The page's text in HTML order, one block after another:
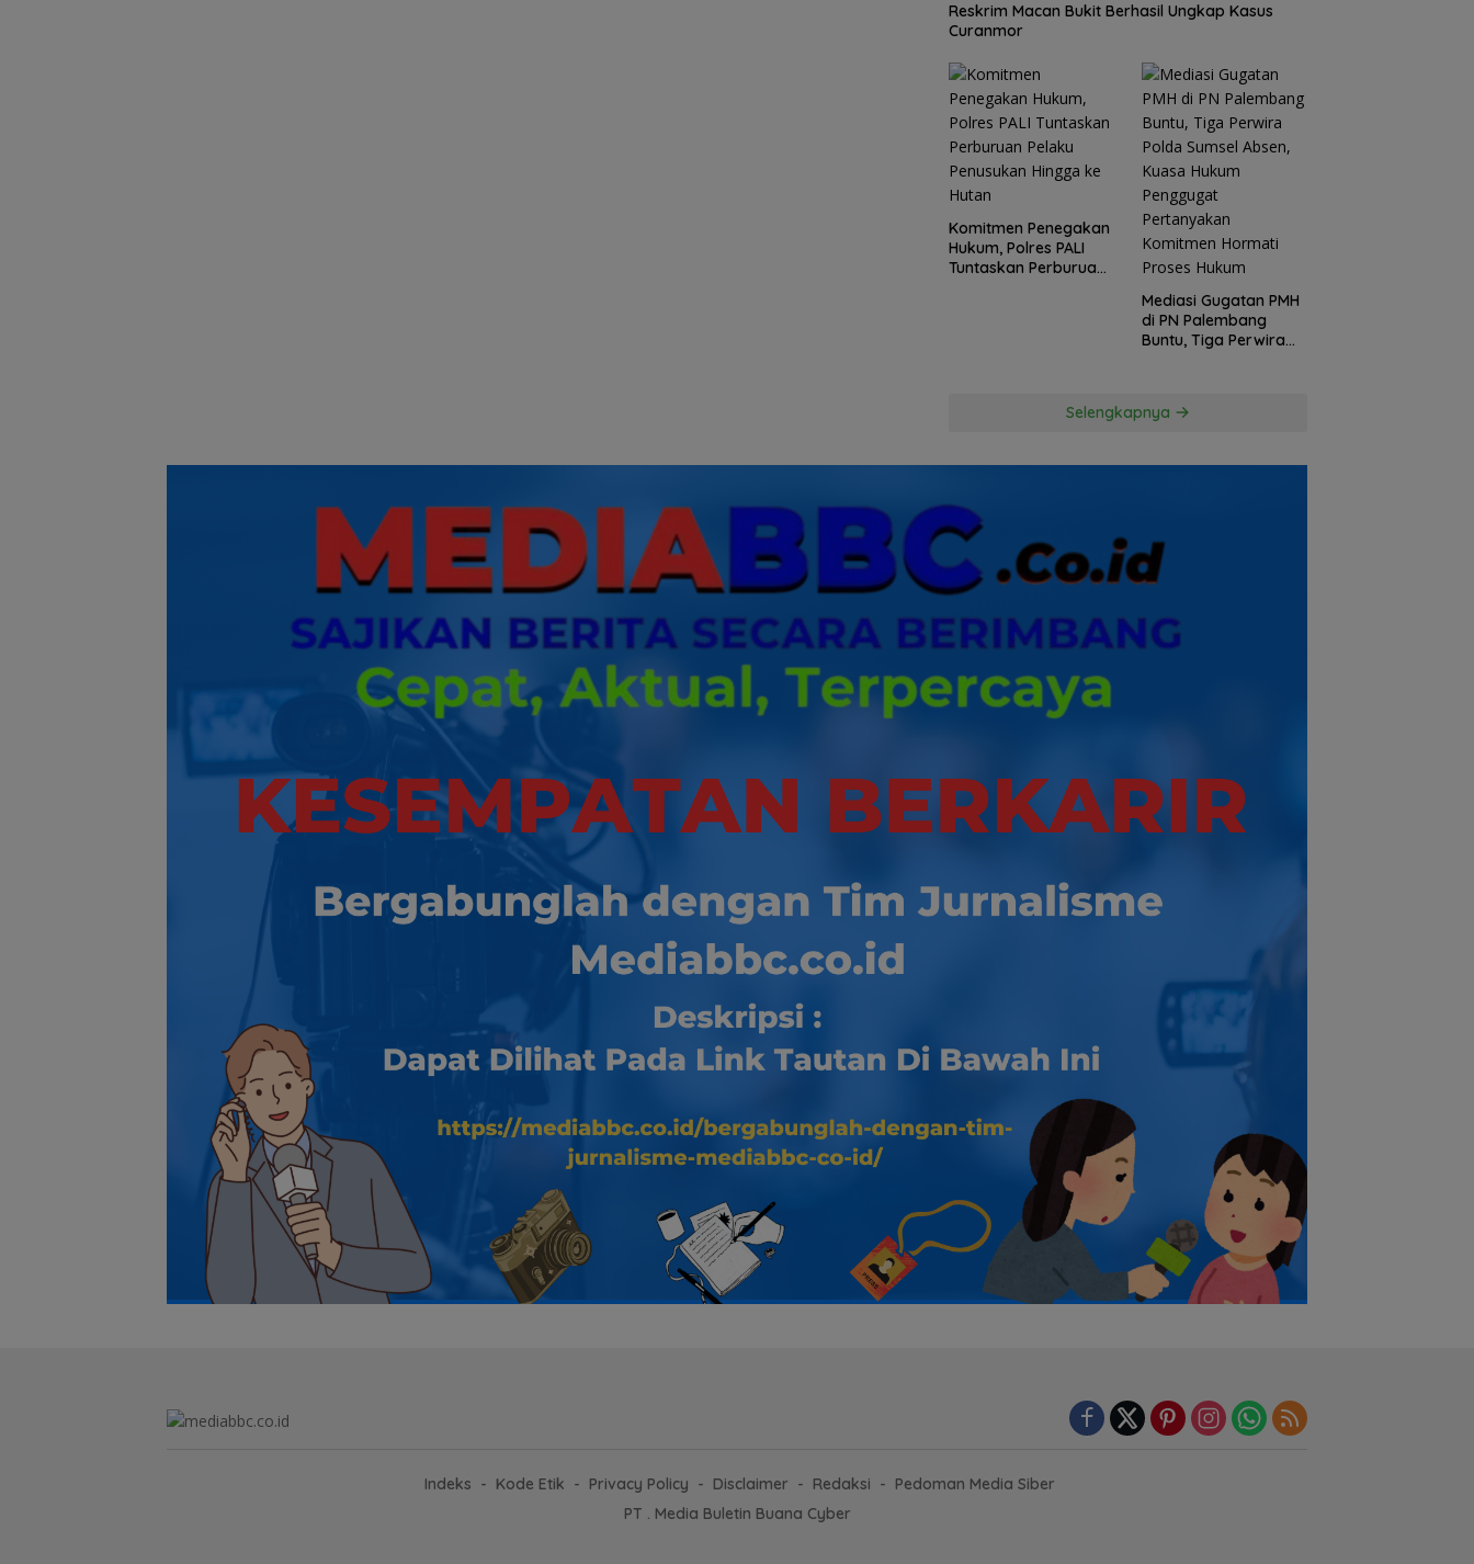
Reskrim Macan Bukit Berhasil Ungkap Kasus
Curanmor
Komitmen Penegakan
Hukum, Polres PALI
Tuntaskan Perburuan
Mediasi Gugatan PMH
di PN Palembang
Buntu, Tiga Perwira
Pertanyakan
Selengkapnya
Indeks Kode Etik Privacy Policy Disclaimer Redaksi
Pedoman Media Siber
PT . Media Buletin Buana Cyber